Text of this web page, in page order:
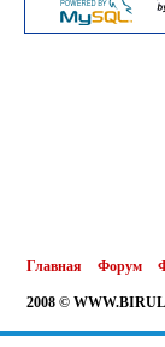
Главная Форум
2008 ©